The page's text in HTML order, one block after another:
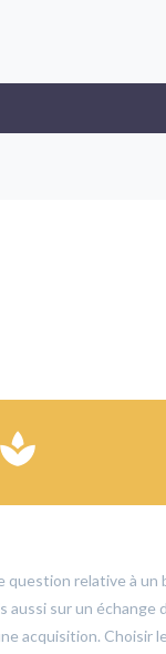
spa
relative à un
aussi sur un échange
acquisition. Choisir